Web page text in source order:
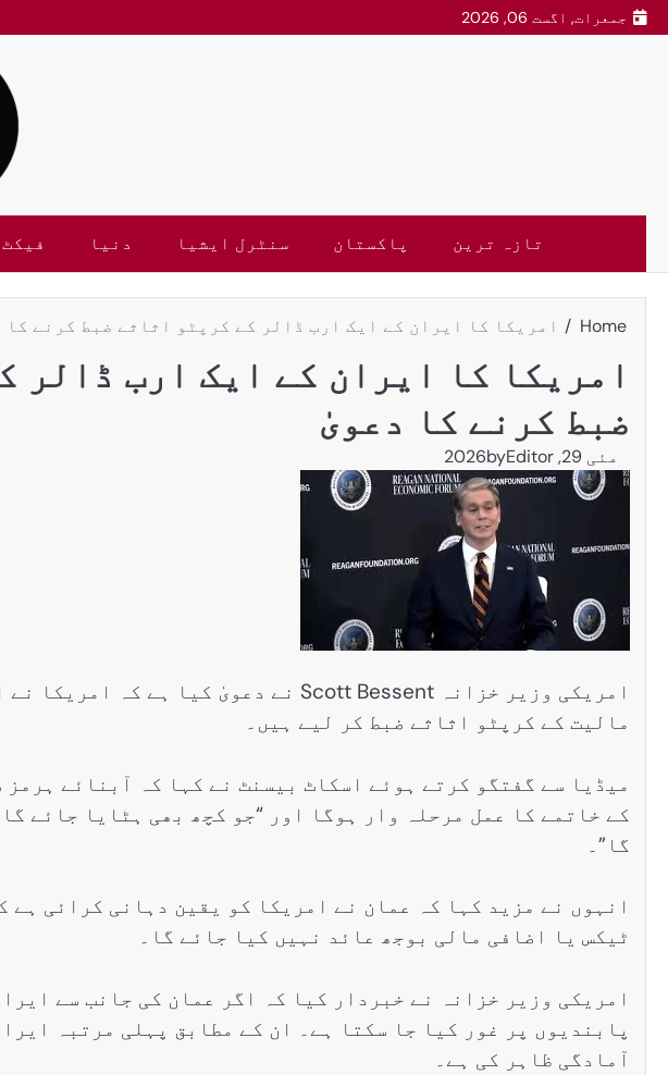
جمعرات, اگست 06, 2026
تازہ ترین پاکستان سنٹرل ایشیا دنیا
Home امریکا کا ایران کے ایک ارب ڈالر کے کرپٹو اثاثے ضبط کرنے کا
امریکا کا ایران کے ایک ارب ڈالر
ضبط کرنے کا دعویٰ
مئی 29, 2026 byEditor
امریکی وزیر خزانہ Scott Bessent نے دعویٰ کیا ہے کہ امریکا نے
مالیت کے کرپٹو اثاثے ضبط کر لیے ہیں۔
میڈیا سے گفتگو کرتے ہوئے اسکاٹ بیسنٹ نے کہا کہ آبنائے
کے خاتمے کا عمل مرحلہ وار ہوگا اور “جو کچھ بھی ہٹایا جائے
گا”۔
انہوں نے مزید کہا کہ عمان نے امریکا کو یقین دہانی کرائی ہے
ٹیکس یا اضافی مالی بوجھ عائد نہیں کیا جائے گا۔
امریکی وزیر خزانہ نے خبردار کیا کہ اگر عمان کی جانب سے
پابندیوں پر غور کیا جا سکتا ہے۔ ان کے مطابق پہلی مرتبہ
آمادگی ظاہر کی ہے۔
سنٹرل ایشیا
پاکستان تاجکستان
ٹرانزٹ اور علاقائی روابط
بڑھانے پر اتفاق
Editor